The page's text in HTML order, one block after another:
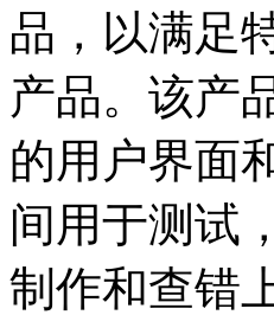
品，以满足
产品。该产
的用户界面
间用于测试
制作和查错